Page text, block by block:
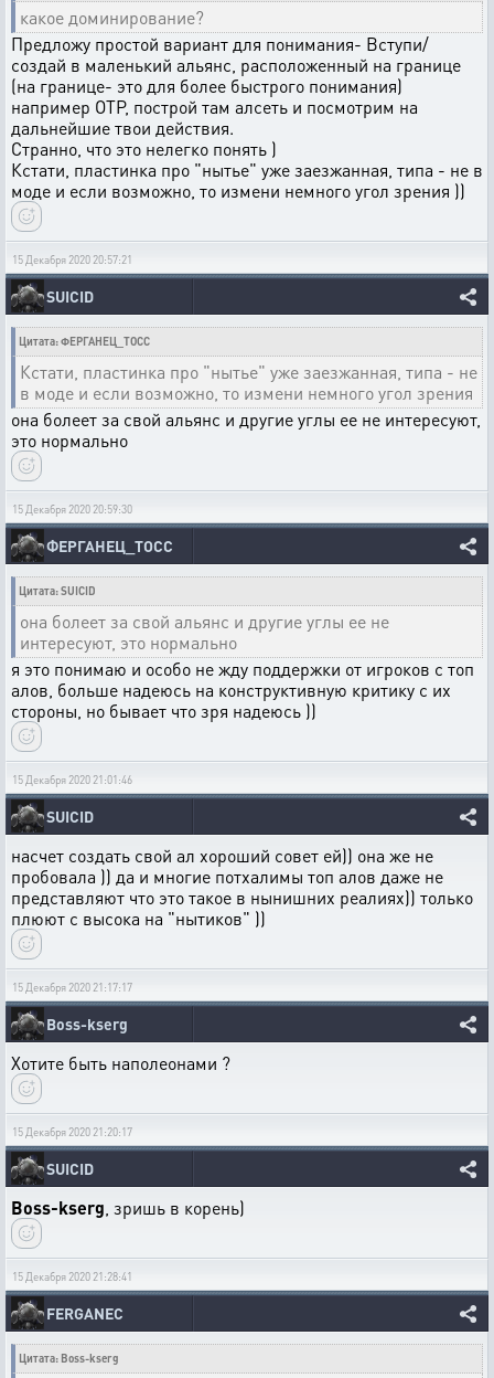
какое доминирование?
Предложу простой вариант для понимания- Вступи/
создай в маленький альянс, расположенный на границе
(на границе- это для более быстрого понимания)
например ОТР, построй там алсеть и посмотрим на
дальнейшие твои действия.
Странно, что это нелегко понять )
Кстати, пластинка про "нытье" уже заезжанная, типа - не в
моде и если возможно, то измени немного угол зрения ))
15 Декабря 2020 20:57:21
SUICID
Цитата: ФЕРГАНЕЦ_ТОСС
Кстати, пластинка про "нытье" уже заезжанная, типа - не
в моде и если возможно, то измени немного угол зрения
она болеет за свой альянс и другие углы ее не интересуют,
это нормально
15 Декабря 2020 20:59:30
ФЕРГАНЕЦ_ТОСС
Цитата: SUICID
она болеет за свой альянс и другие углы ее не
интересуют, это нормально
я это понимаю и особо не жду поддержки от игроков с топ
алов, больше надеюсь на конструктивную критику с их
стороны, но бывает что зря надеюсь ))
15 Декабря 2020 21:01:46
SUICID
насчет создать свой ал хороший совет ей)) она же не
пробовала )) да и многие потхалимы топ алов даже не
представляют что это такое в нынишних реалиях)) только
плюют с высока на "нытиков" ))
15 Декабря 2020 21:17:17
Boss-kserg
Хотите быть наполеонами ?
15 Декабря 2020 21:20:17
SUICID
Boss-kserg , зришь в корень)
15 Декабря 2020 21:28:41
FERGANEC
Цитата: Boss-kserg